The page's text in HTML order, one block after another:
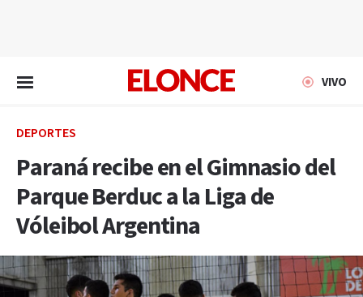
VIVO
DEPORTES
Paraná recibe en el Gimnasio del
Parque Berduc a la Liga de
Vóleibol Argentina